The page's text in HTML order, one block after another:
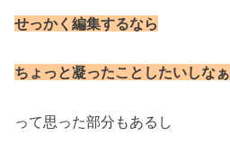
せっかく編集するなら
ちょっと凝ったことしたいしなぁ
って思った部分もあるし